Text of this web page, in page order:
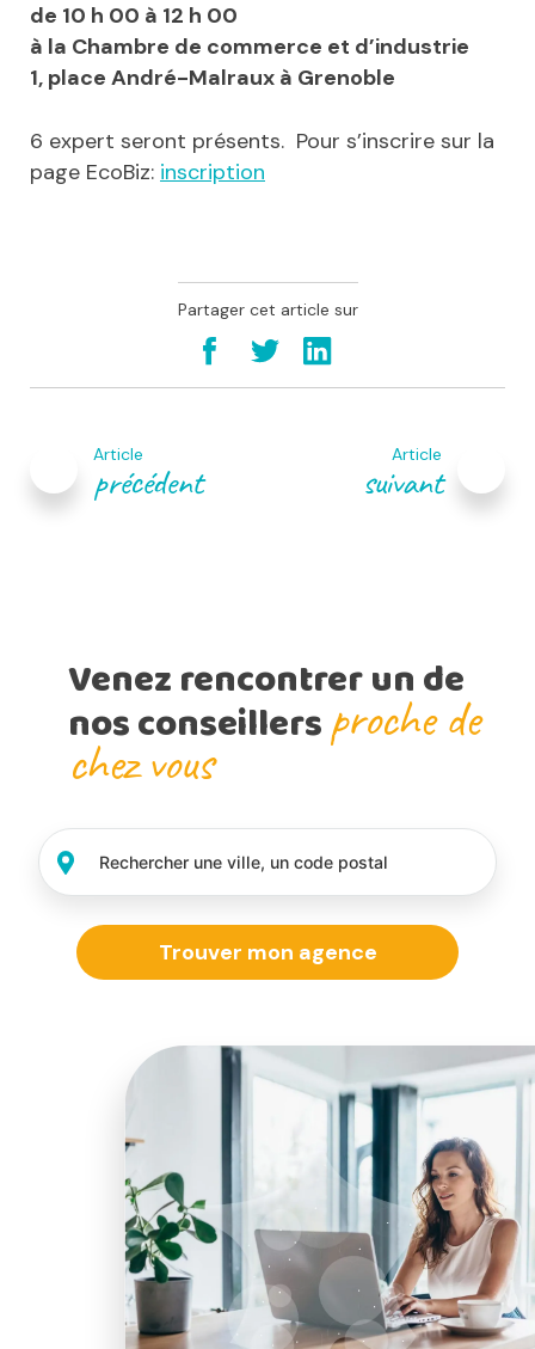
de 10 h 00 à 12 h 00
à la Chambre de commerce et d’industrie
1, place André-Malraux à Grenoble
6 expert seront présents. Pour s’inscrire sur la
page EcoBiz: inscription
Partager cet article sur
Navigation
l’article
Article
précédent
Article
suivant
Venez rencontrer un de
nos conseillersproche de
chez vous